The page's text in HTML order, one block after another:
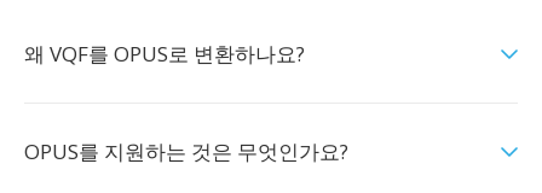
왜 VQF를 OPUS로 변환하나요?
OPUS를 지원하는 것은 무엇인가요?